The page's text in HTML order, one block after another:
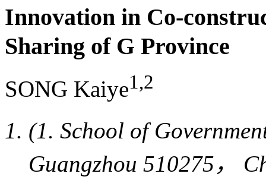
Innovation in Co-
Sharing of G Province
SONG Kaiye1,2
(1. School of
Guangzhou 510275，